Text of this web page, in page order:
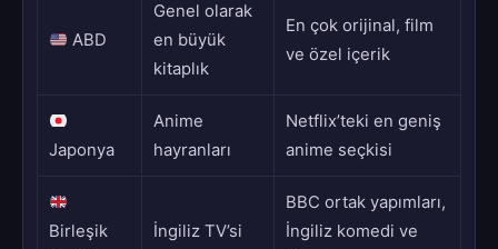
ABD
Genel olarak
en büyük
kitaplık
En çok orijinal, film
ve özel içerik
Japonya
Anime
hayranları
Netflix’teki en geniş
anime seçkisi
Birleşik
İngiliz TV’si
BBC ortak yapımları,
İngiliz komedi ve